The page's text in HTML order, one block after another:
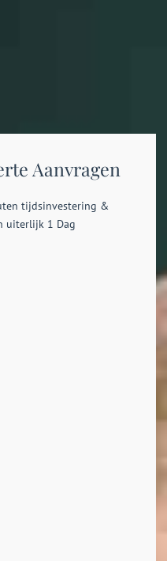
Aanvragen
tijdsinvestering &
uiterlijk 1 Dag